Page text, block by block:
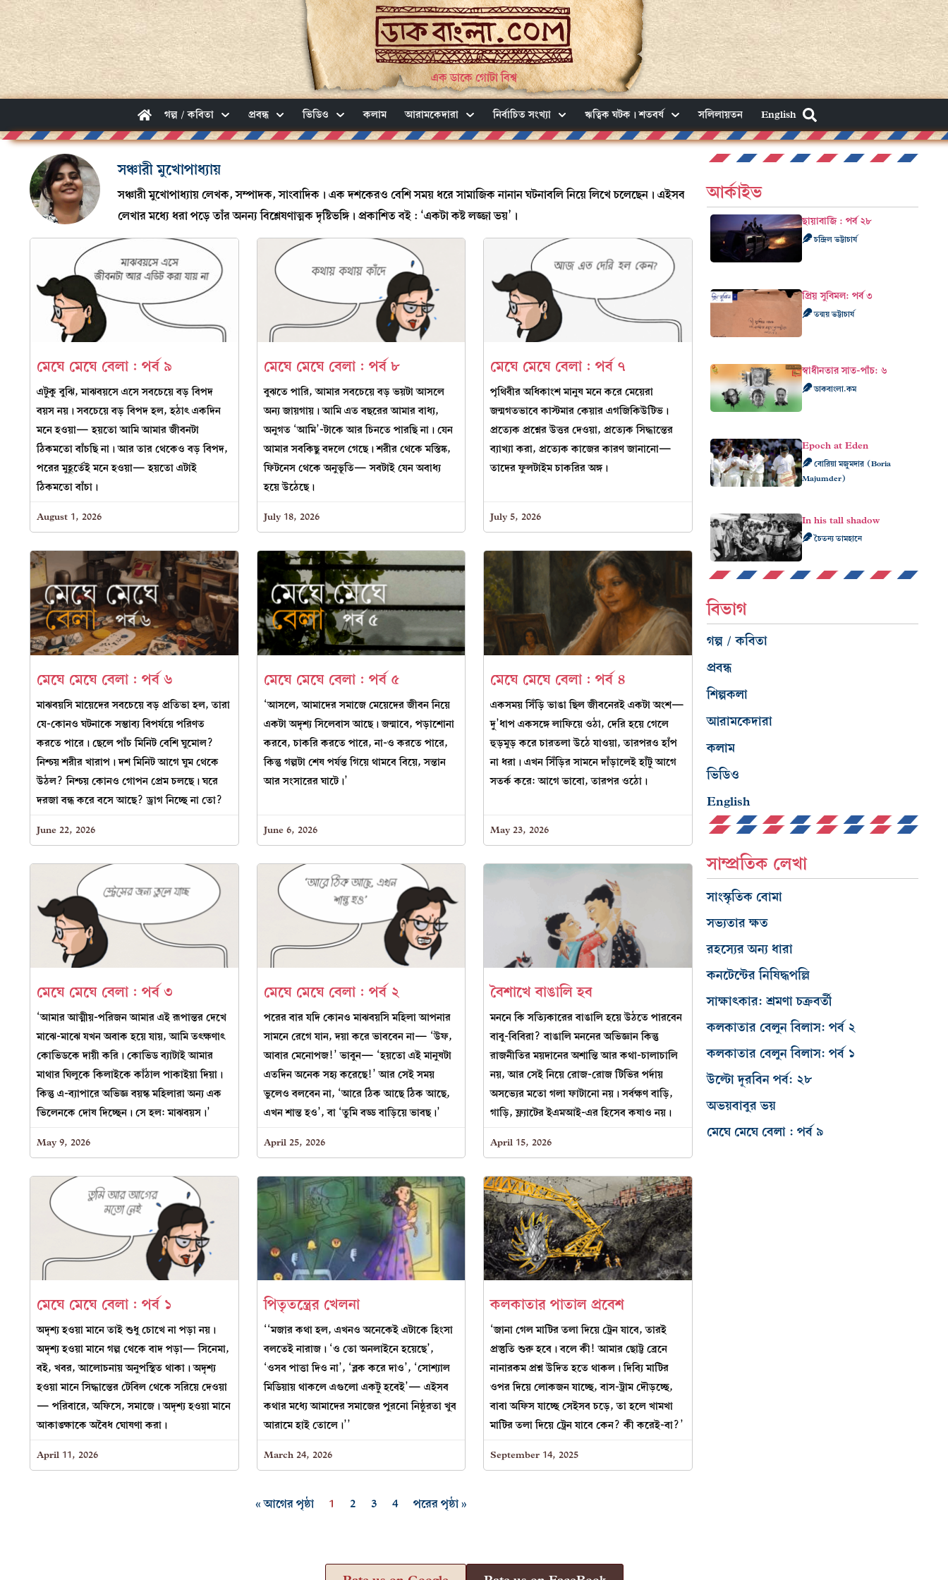
এক ডাকে গোটা বিশ্ব
গল্প / কবিতা প্রবন্ধ ভিডিও কলাম আরামকেদারা নির্বাচিত সংখ্যা ঋত্বিক ঘটক। শতবর্ষ সলিলায়তন English
সঞ্চারী মুখোপাধ্যায়
সঞ্চারী মুখোপাধ্যায় লেখক, সম্পাদক, সাংবাদিক। এক দশকেরও বেশি সময় ধরে সামাজিক নানান ঘটনাবলি নিয়ে লিখে চলেছেন। এইসব
লেখার মধ্যে ধরা পড়ে তাঁর অনন্য বিশ্লেষণাত্মক দৃষ্টিভঙ্গি। প্রকাশিত বই : ‘একটা কষ্ট লজ্জা ভয়’।
মেঘে মেঘে বেলা : পর্ব ৯
এটুকু বুঝি, মাঝবয়সে এসে সবচেয়ে বড় বিপদ
বয়স নয়। সবচেয়ে বড় বিপদ হল, হঠাৎ একদিন
মনে হওয়া— হয়তো আমি আমার জীবনটা
ঠিকমতো বাঁচছি না। আর তার থেকেও বড় বিপদ,
পরের মুহূর্তেই মনে হওয়া— হয়তো এটাই
ঠিকমতো বাঁচা।
August 1, 2026
মেঘে মেঘে বেলা : পর্ব ৮
বুঝতে পারি, আমার সবচেয়ে বড় ভয়টা আসলে
অন্য জায়গায়। আমি এত বছরের আমার বাধ্য,
অনুগত ‘আমি’-টাকে আর চিনতে পারছি না। যেন
আমার সবকিছু বদলে গেছে। শরীর থেকে মস্তিষ্ক,
ফিটনেস থেকে অনুভূতি— সবটাই যেন অবাধ্য
হয়ে উঠেছে।
July 18, 2026
মেঘে মেঘে বেলা : পর্ব ৭
পৃথিবীর অধিকাংশ মানুষ মনে করে মেয়েরা
জন্মগতভাবে কাস্টমার কেয়ার এগজিকিউটিভ।
প্রত্যেক প্রশ্নের উত্তর দেওয়া, প্রত্যেক সিদ্ধান্তের
ব্যাখ্যা করা, প্রত্যেক কাজের কারণ জানানো—
তাদের ফুলটাইম চাকরির অঙ্গ।
July 5, 2026
মেঘে মেঘে বেলা : পর্ব ৬
মাঝবয়সি মায়েদের সবচেয়ে বড় প্রতিভা হল, তারা
যে-কোনও ঘটনাকে সম্ভাব্য বিপর্যয়ে পরিণত
করতে পারে। ছেলে পাঁচ মিনিট বেশি ঘুমোল?
নিশ্চয় শরীর খারাপ। দশ মিনিট আগে ঘুম থেকে
উঠল? নিশ্চয় কোনও গোপন প্রেম চলছে। ঘরে
দরজা বন্ধ করে বসে আছে? ড্রাগ নিচ্ছে না তো?
June 22, 2026
মেঘে মেঘে বেলা : পর্ব ৫
‘আসলে, আমাদের সমাজে মেয়েদের জীবন নিয়ে
একটা অদৃশ্য সিলেবাস আছে। জন্মাবে, পড়াশোনা
করবে, চাকরি করতে পারে, না-ও করতে পারে,
কিন্তু গল্পটা শেষ পর্যন্ত গিয়ে থামবে বিয়ে, সন্তান
আর সংসারের ঘাটে।’
June 6, 2026
মেঘে মেঘে বেলা : পর্ব ৪
একসময় সিঁড়ি ভাঙা ছিল জীবনেরই একটা অংশ—
দু’ধাপ একসঙ্গে লাফিয়ে ওঠা, দেরি হয়ে গেলে
হুড়মুড় করে চারতলা উঠে যাওয়া, তারপরও হাঁপ
না ধরা। এখন সিঁড়ির সামনে দাঁড়ালেই হাঁটু আগে
সতর্ক করে: আগে ভাবো, তারপর ওঠো।
May 23, 2026
মেঘে মেঘে বেলা : পর্ব ৩
‘আমার আত্মীয়-পরিজন আমার এই রূপান্তর দেখে
মাঝে-মাঝে যখন অবাক হয়ে যায়, আমি তৎক্ষণাৎ
কোভিডকে দায়ী করি। কোভিড ব্যাটাই আমার
মাথার ঘিলুকে কিলাইকে কাঁঠাল পাকাইয়া দিয়া।
কিন্তু এ-ব্যাপারে অভিজ্ঞ বয়স্ক মহিলারা অন্য এক
ভিলেনকে দোষ দিচ্ছেন। সে হল: মাঝবয়স।’
May 9, 2026
মেঘে মেঘে বেলা : পর্ব ২
পরের বার যদি কোনও মাঝবয়সি মহিলা আপনার
সামনে রেগে যান, দয়া করে ভাববেন না— ‘উফ,
আবার মেনোপজ!’ ভাবুন— ‘হয়তো এই মানুষটা
এতদিন অনেক সহ্য করেছে!’ আর সেই সময়
ভুলেও বলবেন না, ‘আরে ঠিক আছে ঠিক আছে,
এখন শান্ত হও’, বা ‘তুমি বড্ড বাড়িয়ে ভাবছ।’
April 25, 2026
বৈশাখে বাঙালি হব
মননে কি সত্যিকারের বাঙালি হয়ে উঠতে পারবেন
বাবু-বিবিরা? বাঙালি মননের অভিজ্ঞান কিন্তু
রাজনীতির ময়দানের অশান্তি আর কথা-চালাচালি
নয়, আর সেই নিয়ে রোজ-রোজ টিভির পর্দায়
অসভ্যের মতো গলা ফাটানো নয়। সর্বক্ষণ বাড়ি,
গাড়ি, ফ্ল্যাটের ইএমআই-এর হিসেব কষাও নয়।
April 15, 2026
মেঘে মেঘে বেলা : পর্ব ১
অদৃশ্য হওয়া মানে তাই শুধু চোখে না পড়া নয়।
অদৃশ্য হওয়া মানে গল্প থেকে বাদ পড়া— সিনেমা,
বই, খবর, আলোচনায় অনুপস্থিত থাকা। অদৃশ্য
হওয়া মানে সিদ্ধান্তের টেবিল থেকে সরিয়ে দেওয়া
— পরিবারে, অফিসে, সমাজে। অদৃশ্য হওয়া মানে
আকাঙ্ক্ষাকে অবৈধ ঘোষণা করা।
April 11, 2026
পিতৃতন্ত্রের খেলনা
‘‘মজার কথা হল, এখনও অনেকেই এটাকে হিংসা
বলতেই নারাজ। ‘ও তো অনলাইনে হয়েছে’,
‘ওসব পাত্তা দিও না’, ‘ব্লক করে দাও’, ‘সোশ্যাল
মিডিয়ায় থাকলে এগুলো একটু হবেই’— এইসব
কথার মধ্যে আমাদের সমাজের পুরনো নিষ্ঠুরতা খুব
আরামে হাই তোলে।’’
March 24, 2026
কলকাতার পাতাল প্রবেশ
‘জানা গেল মাটির তলা দিয়ে ট্রেন যাবে, তারই
প্রস্তুতি শুরু হবে। বলে কী! আমার ছোট্ট ব্রেনে
নানারকম প্রশ্ন উদিত হতে থাকল। দিব্যি মাটির
ওপর দিয়ে লোকজন যাচ্ছে, বাস-ট্রাম দৌড়চ্ছে,
বাবা অফিস যাচ্ছে সেইসব চড়ে, তা হলে খামখা
মাটির তলা দিয়ে ট্রেন যাবে কেন? কী করেই-বা?’
September 14, 2025
« আগের পৃষ্ঠা 1 2 3 4 পরের পৃষ্ঠা »
আর্কাইভ
ছায়াবাজি : পর্ব ২৮
চন্দ্রিল ভট্টাচার্য
প্রিয় সুবিমল: পর্ব ৩
তন্ময় ভট্টাচার্য
স্বাধীনতার সাত-পাঁচ: ৬
ডাকবাংলা.কম
Epoch at Eden
বোরিয়া মজুমদার (Boria
Majumder)
In his tall shadow
চৈতন্য তামহানে
বিভাগ
গল্প / কবিতা
প্রবন্ধ
শিল্পকলা
আরামকেদারা
কলাম
ভিডিও
English
সাম্প্রতিক লেখা
সাংস্কৃতিক বোমা
সভ্যতার ক্ষত
রহস্যের অন্য ধারা
কনটেন্টের নিষিদ্ধপল্লি
সাক্ষাৎকার: শ্রমণা চক্রবর্তী
কলকাতার বেলুন বিলাস: পর্ব ২
কলকাতার বেলুন বিলাস: পর্ব ১
উল্টো দূরবিন পর্ব: ২৮
অভয়বাবুর ভয়
মেঘে মেঘে বেলা : পর্ব ৯